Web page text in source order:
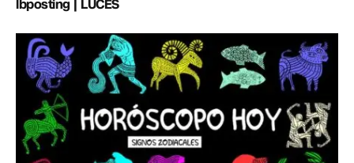
lbposting | LUCES